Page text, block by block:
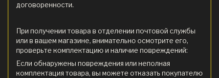
договоренности.
При получении товара в отделении почтовой службы
или в вашем магазине, внимательно осмотрите его,
проверьте комплектацию и наличие повреждений:
Если обнаружены повреждения или неполная
комплектация товара, вы можете отказать покупателю